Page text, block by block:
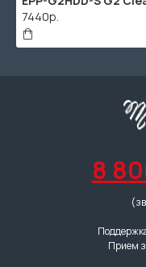
7440р.
8
Прием